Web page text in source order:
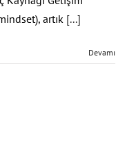
artık [...]
Devamı